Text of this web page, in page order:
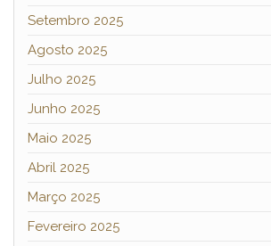
Setembro 2025
Agosto 2025
Julho 2025
Junho 2025
Maio 2025
Abril 2025
Março 2025
Fevereiro 2025